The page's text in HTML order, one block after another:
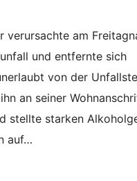
verursachte am
und entfernte sich
von der
an seiner
stellte starken
auf…